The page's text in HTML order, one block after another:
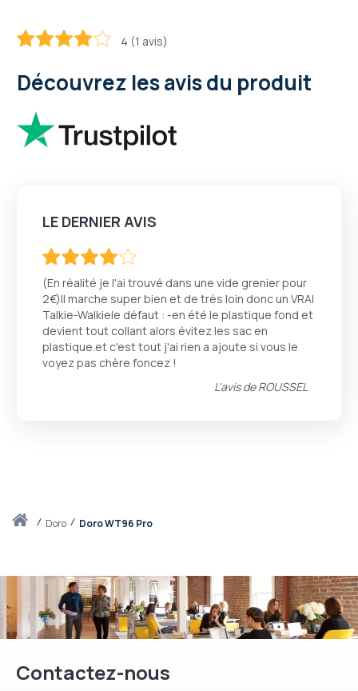
Accueildoro Doro WT96 Pro
4 (1 avis)
Découvrez les avis du produit
LE DERNIER AVIS
% of
(En réalité je l'ai trouvé dans une vide grenier pour
2€)Il marche super bien et de très loin donc un VRAI
Talkie-Walkiele défaut : -en été le plastique fond et
devient tout collant alors évitez les sac en
plastique.et c'est tout j'ai rien a ajoute si vous le
voyez pas chère foncez !
L'avis deROUSSEL
Contactez-nous